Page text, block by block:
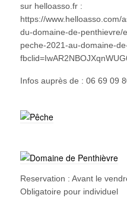
sur helloasso.fr :
https://www.helloasso.com/
du-domaine-de-penthievre/
peche-2021-au-domaine-
Infos auprès de : 06 69 09
Reservation : Avant le
Obligatoire pour individuel